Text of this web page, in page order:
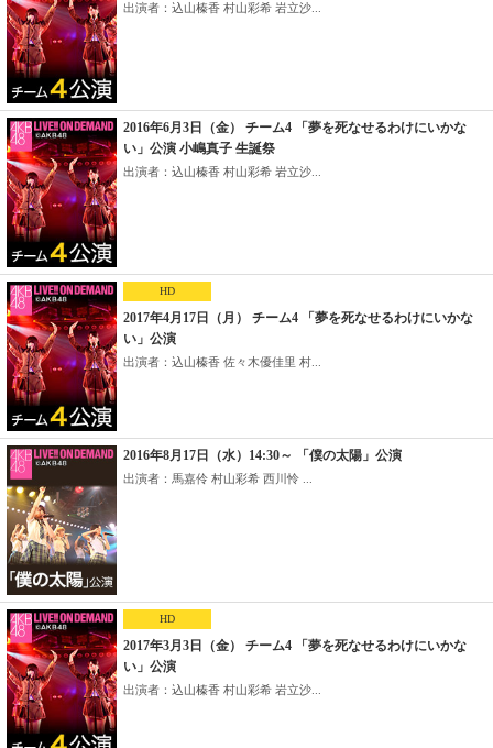
出演者：込山榛香 村山彩希 岩立沙...
2016年6月3日（金） チーム4 「夢を死なせるわけにいかな
い」公演 小嶋真子 生誕祭
出演者：込山榛香 村山彩希 岩立沙...
HD
2017年4月17日（月） チーム4 「夢を死なせるわけにいかな
い」公演
出演者：込山榛香 佐々木優佳里 村...
2016年8月17日（水）14:30～ 「僕の太陽」公演
出演者：馬嘉伶 村山彩希 西川怜 ...
HD
2017年3月3日（金） チーム4 「夢を死なせるわけにいかな
い」公演
出演者：込山榛香 村山彩希 岩立沙...